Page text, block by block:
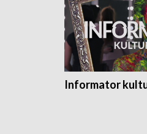
Informator